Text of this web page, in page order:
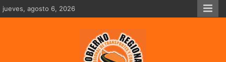
Saltar
al
jueves, agosto 6, 2026